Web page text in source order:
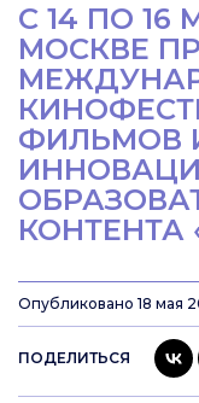
С 14 ПО 16
МОСКВЕ
ФИЛЬМОВ
КОНТЕНТА
Опубликовано 18 мая
ПОДЕЛИТЬСЯ